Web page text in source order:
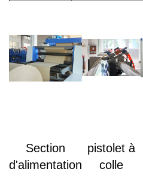
Section
d'alimentation
pistolet à
colle